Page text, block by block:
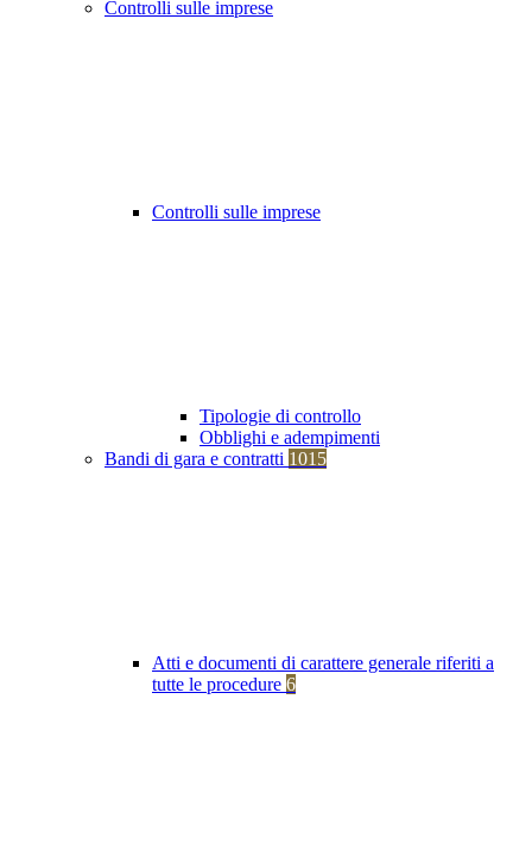
Controlli sulle imprese
Controlli sulle imprese
Tipologie di controllo
Obblighi e adempimenti
Bandi di gara e contratti 1015
Atti e documenti di carattere generale riferiti a
tutte le procedure 6